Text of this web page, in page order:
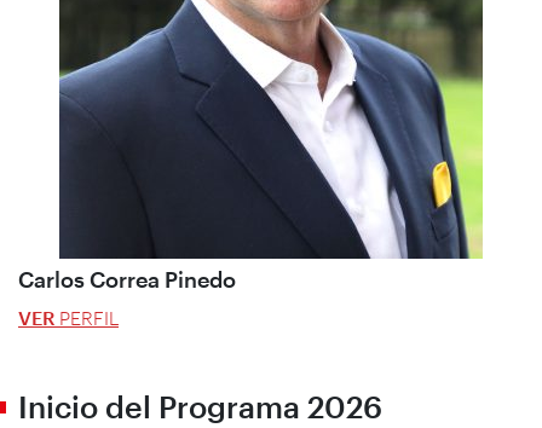
Carlos Correa Pinedo
VER PERFIL
Inicio del Programa 2026